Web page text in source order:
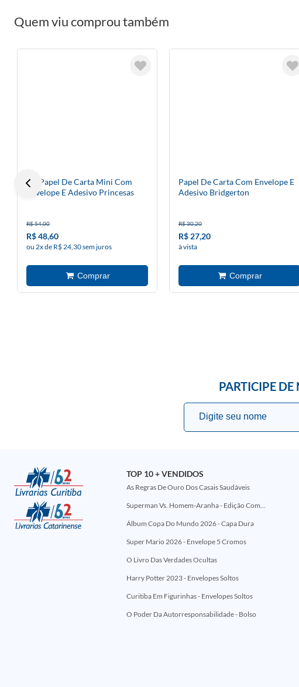
Quem viu comprou também
Kit Papel De Carta Mini Com
Envelope E Adesivo Princesas
R$ 54,00
R$ 48,60
ou 2x de R$ 24,30 sem juros
Papel De Carta Com Envelope E
Adesivo Bridgerton
R$ 30,20
R$ 27,20
à vista
PARTICIPE
TOP 10 + VENDIDOS
As Regras De Ouro Dos Casais Saudáveis
Superman Vs. Homem-Aranha - Edição Comemorativa 50 Anos (Encontros Clássicos Dc E Marvel)
Álbum Copa Do Mundo 2026 - Capa Dura
Super Mario 2026 - Envelope 5 Cromos
O Livro Das Verdades Ocultas
Harry Potter 2023 - Envelopes Soltos
Curitiba Em Figurinhas - Envelopes Soltos
O Poder Da Autorresponsabilidade - Bolso